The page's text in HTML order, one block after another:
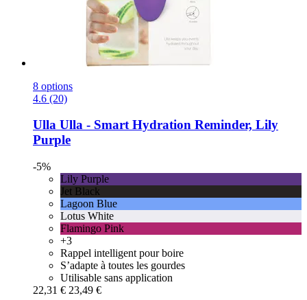
8 options
4.6 (20)
Ulla Ulla -​ Smart Hydration Reminder, Lily
Purple
-5%
Lily Purple
Jet Black
Lagoon Blue
Lotus White
Flamingo Pink
+3
Rappel intelligent pour boire
S’adapte à toutes les gourdes
Utilisable sans application
22,31 € 23,49 €